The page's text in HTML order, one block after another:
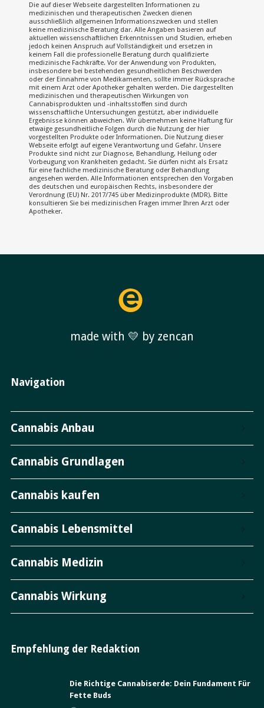
Die auf dieser Webseite dargestellten Informationen zu
medizinischen und therapeutischen Zwecken dienen
ausschließlich allgemeinen Informationszwecken und stellen
keine medizinische Beratung dar. Alle Angaben basieren auf
aktuellen wissenschaftlichen Erkenntnissen und Studien, erheben
jedoch keinen Anspruch auf Vollständigkeit und ersetzen in
keinem Fall die professionelle Beratung durch qualifizierte
medizinische Fachkräfte. Vor der Anwendung von Produkten,
insbesondere bei bestehenden gesundheitlichen Beschwerden
oder der Einnahme von Medikamenten, sollte immer Rücksprache
mit einem Arzt oder Apotheker gehalten werden. Die dargestellten
medizinischen und therapeutischen Wirkungen von
Cannabisprodukten und -inhaltsstoffen sind durch
wissenschaftliche Untersuchungen gestützt, aber individuelle
Ergebnisse können abweichen. Wir übernehmen keine Haftung für
etwaige gesundheitliche Folgen durch die Nutzung der hier
vorgestellten Produkte oder Informationen. Die Nutzung dieser
Webseite erfolgt auf eigene Verantwortung und Gefahr. Unsere
Produkte sind nicht zur Diagnose, Behandlung, Heilung oder
Vorbeugung von Krankheiten gedacht. Sie dürfen nicht als Ersatz
für eine fachliche medizinische Beratung oder Behandlung
angesehen werden. Alle Informationen entsprechen den Vorgaben
des deutschen und europäischen Rechts, insbesondere der
Verordnung (EU) Nr. 2017/745 über Medizinprodukte (MDR). Bitte
konsultieren Sie bei medizinischen Fragen immer Ihren Arzt oder
Apotheker.
made with 💛 by zencan
Navigation
Cannabis Anbau
Cannabis Grundlagen
Cannabis kaufen
Cannabis Lebensmittel
Cannabis Medizin
Cannabis Wirkung
Empfehlung der Redaktion
Die Richtige Cannabiserde: Dein Fundament Für
Fette Buds